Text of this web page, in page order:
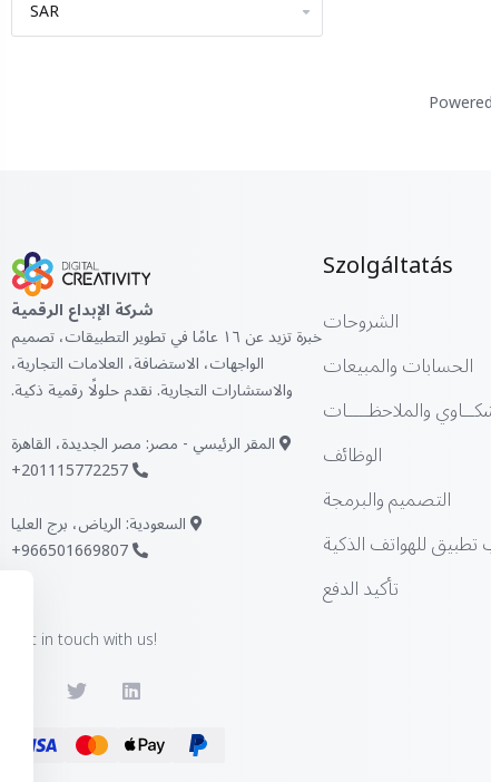
شركة الإبداع الرقمية
خبرة تزيد عن ١٦ عامًا في تطوير التطبيقات، تصميم
الواجهات، الاستضافة، العلامات التجارية،
والاستشارات التجارية. نقدم حلولًا رقمية ذكية.
المقر الرئيسي - مصر: مصر الجديدة، القاهرة
السعودية: الرياض، برج العليا
Get in touch with us!
Szolgáltatás
الشروحات
الحسابات والمبيعات
والملاحظــــات
الوظائف
التصميم والبرمجة
للهواتف الذكية
تأكيد الدفع